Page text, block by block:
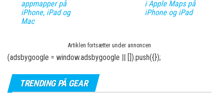
appmapper på
iPhone, iPad og
Mac
i Apple Maps på
iPhone og iPad
Artiklen fortsætter under annoncen
(adsbygoogle = window.adsbygoogle || []).push({});
TRENDING PÅ GEAR